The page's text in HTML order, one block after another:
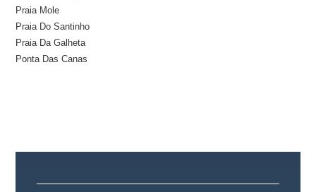
Praia Mole
Praia Do Santinho
Praia Da Galheta
Ponta Das Canas